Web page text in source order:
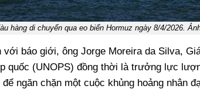
hàng di chuyển qua eo biển Hormuz ngày 8/4/2026.
với báo giới, ông Jorge Moreira da Silva,
quốc (UNOPS) đồng thời là trưởng lực
ngăn chặn một cuộc khủng hoảng nhân